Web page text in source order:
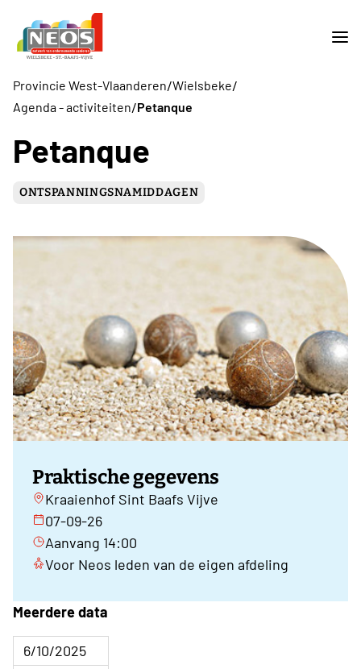
Provincie West-Vlaanderen/Wielsbeke/
Agenda - activiteiten/Petanque
Petanque
ONTSPANNINGSNAMIDDAGEN
Praktische gegevens
Kraaienhof Sint Baafs Vijve
07-09-26
Aanvang 14:00
Voor Neos leden van de eigen afdeling
Meerdere data
6/10/2025